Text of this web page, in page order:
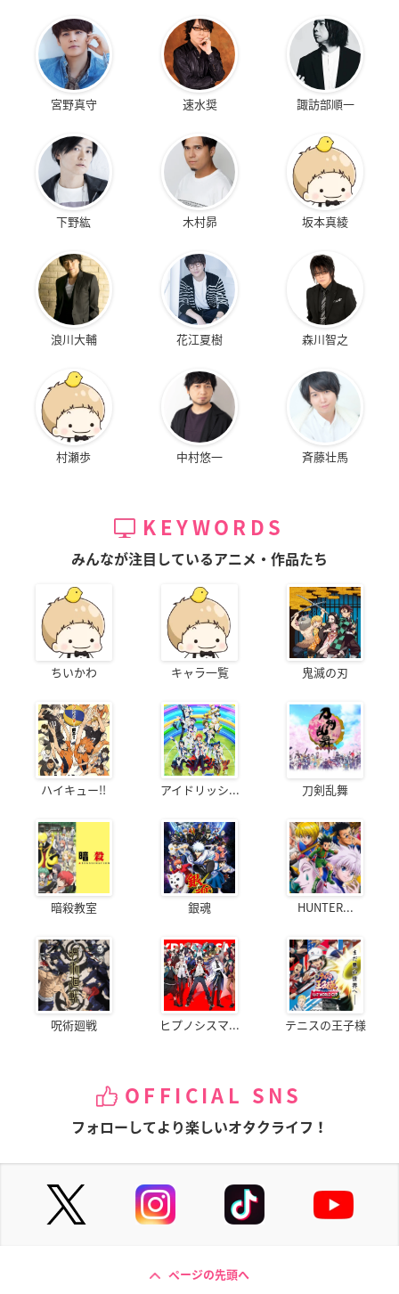
宮野真守 速水奨 諏訪部順一
下野紘 木村昴 坂本真綾
浪川大輔 花江夏樹 森川智之
村瀬歩 中村悠一 斉藤壮馬
KEYWORDS
みんなが注目しているアニメ・作品たち
ちいかわ キャラ一覧 鬼滅の刃
ハイキュー!! アイドリッシ... 刀剣乱舞
暗殺教室 銀魂 HUNTER...
呪術廻戦 ヒプノシスマ... テニスの王子様
OFFICIAL SNS
フォローしてより楽しいオタクライフ！
ページの先頭へ